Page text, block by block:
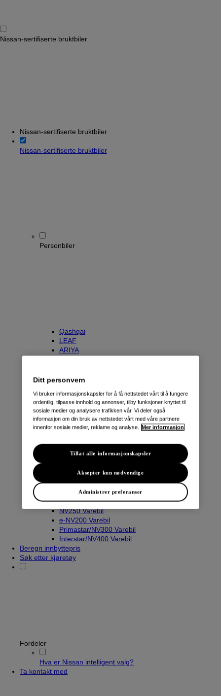
Nissan-sertifiserte bruktbiler
Nissan-sertifiserte bruktbiler
Nissan-sertifiserte bruktbiler
Personbiler
Qashqai
LEAF
ARIYA
e-NV200 Evalia
Navara
Townstar Varebil
Townstar El-Varebil
NV250 Varebil
e-NV200 Varebil
Primastar/NV300 Varebil
Interstar/NV400 Varebil
Beregn innbyttepris
Søk etter kjøretøy
Fordeler
Hva er Nissan intelligent valg?
Ta kontakt med
Ditt personvern
Vi bruker informasjonskapsler for å få nettstedet vårt til å fungere
ordentlig, tilpasse innhold og annonser, tilby funksjoner knyttet til
sosiale medier og analysere trafikken vår. Vi deler også
informasjon om din bruk av nettstedet vårt med våre partnere
innenfor sosiale medier, reklame og analyse. Mer informasjon
Administrer preferanser
Aksepter kun nødvendige
Tillat alle informasjonskapsler